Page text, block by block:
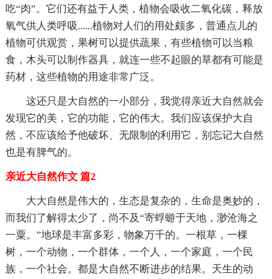
吃“肉”。它们还有益于人类，植物会吸收二氧化碳，释放
氧气供人类呼吸......植物对人们的用处颇多，普通点儿的
植物可供观赏，果树可以提供蔬果，有些植物可以当粮
食，木头可以制作器具，就连一些不起眼的草都有可能是
药材，这些植物的用途非常广泛。
这还只是大自然的一小部分，我觉得亲近大自然就会
发现它的美，它的功能，它的伟大。我们应该保护大自
然，不应该给予他破坏、无限制的利用它，别忘记大自然
也是有脾气的。
亲近大自然作文 篇2
大大自然是伟大的，生态是复杂的，生命是奥妙的，
而我们了解得太少了，尚不及“寄蜉蝣于天地，渺沧海之
一粟。”地球是丰富多彩，物象万千的。一根草，一棵
树，一个动物，一个群体，一个人，一个家庭，一个民
族，一个社会。都是大自然不断进步的结果。天生的动